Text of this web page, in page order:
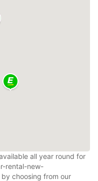
all year round for
rental-new-
choosing from our